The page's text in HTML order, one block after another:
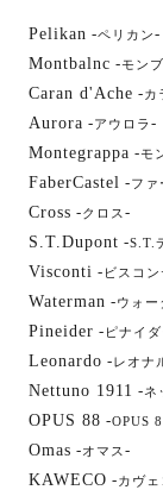
Pelikan -ペリカン-
Montbalnc -モン
Caran d'Ache -カ
Aurora -アウロラ -
Montegrappa -モ
FaberCastel -ファ
Cross -クロス -
S.T.Dupont -S.T.
Visconti - ビスコ
Waterman -ウォー
Pineider - ピナイ
Leonardo -レオナ
Nettuno 1911 -ネ
OPUS 88 -OPUS
Omas -オマス -
KAWECO -カヴェ